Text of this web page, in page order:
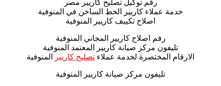
رقم توكيل تصليح كاريير مصر
خدمة عملاء كاريير الخط الساخن في المنوفية
اصلاح تكييف كاريير المنوفية
رقم اصلاح كاريير المجاني المنوفية
تليفون مركز صيانة كاريير المعتمد المنوفية
الارقام المختصرة لخدمة عملاء تصليح كاريير المنوفية
تليفون مركز صيانة كاريير المنوفية